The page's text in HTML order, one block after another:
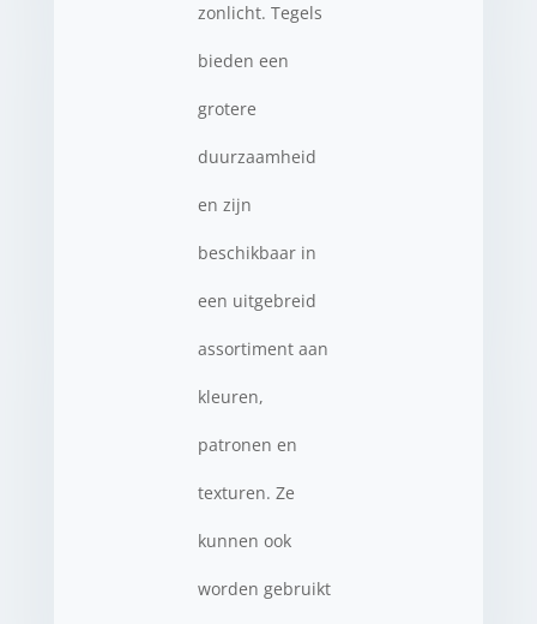
zonlicht. Tegels
bieden een
grotere
duurzaamheid
en zijn
beschikbaar in
een uitgebreid
assortiment aan
kleuren,
patronen en
texturen. Ze
kunnen ook
worden gebruikt